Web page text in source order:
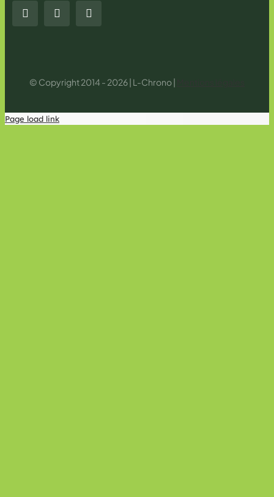
© Copyright 2014 - 2026 | L-Chrono |
Page load link